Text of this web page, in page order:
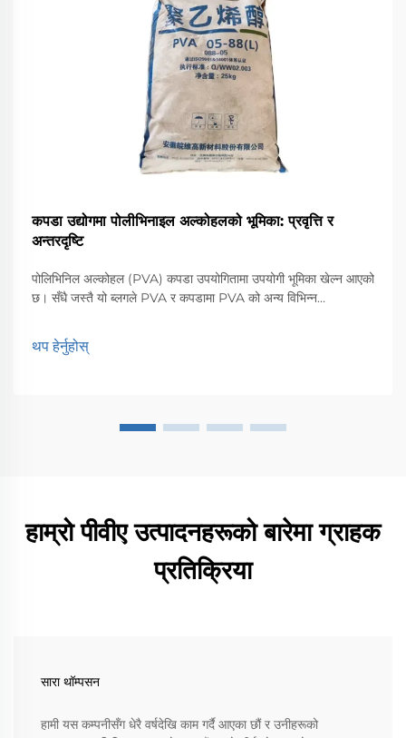
कपडा उद्योगमा पोलीभिनाइल अल्कोहलको भूमिका: प्रवृत्ति र
अन्तरदृष्टि
पोलिभिनिल अल्कोहल (PVA) कपडा उपयोगितामा उपयोगी भूमिका खेल्न आएको
छ। सँधै जस्तै यो ब्लगले PVA र कपडामा PVA को अन्य विभिन्न
प्रवृत्तिहरूमा केन्द्रित हुनेछ। कामको रूपमा ...
थप हेर्नुहोस्
हाम्रो पीवीए उत्पादनहरूको बारेमा ग्राहक
प्रतिक्रिया
सारा थॉम्पसन
हामी यस कम्पनीसँग धेरै वर्षदेखि काम गर्दै आएका छौं र उनीहरूको